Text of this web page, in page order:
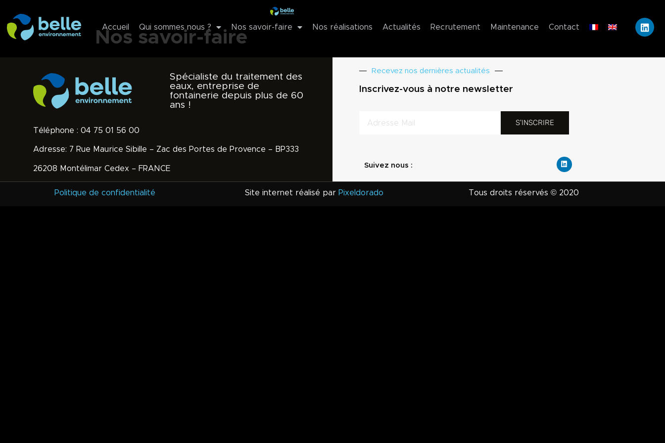
Accueil Qui sommes nous ? Nos savoir-faire Nos réalisations Actualités Recrutement Maintenance Contact
Nos savoir-faire
Spécialiste du traitement des
eaux, entreprise de
fontainerie depuis plus de 60
ans !
Téléphone : 04 75 01 56 00
Adresse: 7 Rue Maurice Sibille – Zac des Portes de Provence – BP333
26208 Montélimar Cedex – FRANCE
Recevez nos dernières actualités
Inscrivez-vous à notre newsletter
S'INSCRIRE
Suivez nous :
Politique de confidentialité Site internet réalisé par Pixeldorado Tous droits réservés © 2020